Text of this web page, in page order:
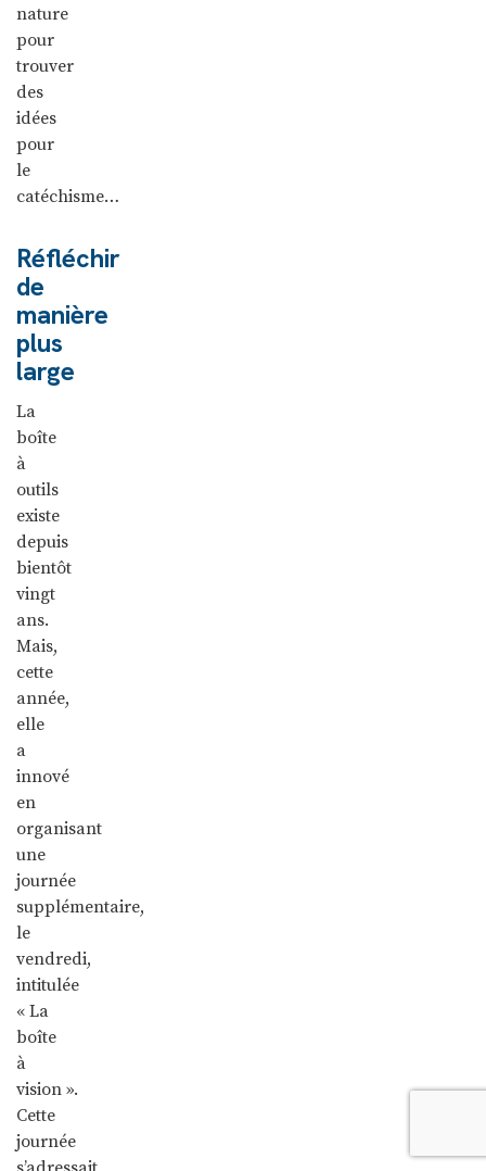
nature
pour
trouver
des
idées
pour
le
catéchisme…
Réfléchir
de
manière
plus
large
La
boîte
à
outils
existe
depuis
bientôt
vingt
ans.
Mais,
cette
année,
elle
a
innové
en
organisant
une
journée
supplémentaire,
le
vendredi,
intitulée
« La
boîte
à
vision ».
Cette
journée